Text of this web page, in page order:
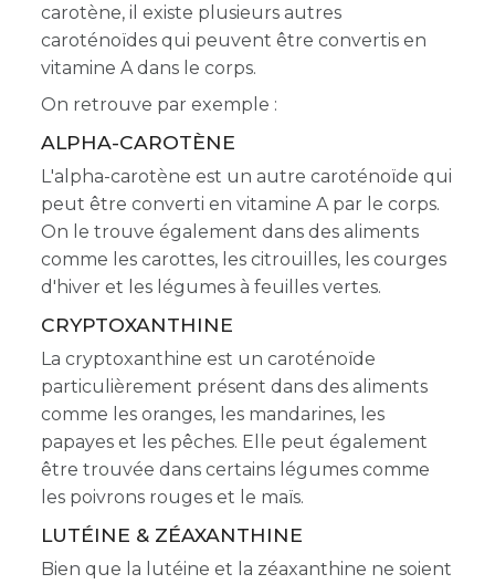
carotène, il existe plusieurs autres
caroténoïdes qui peuvent être convertis en
vitamine A dans le corps.
On retrouve par exemple :
ALPHA-CAROTÈNE
L'alpha-carotène est un autre caroténoïde qui
peut être converti en vitamine A par le corps.
On le trouve également dans des aliments
comme les carottes, les citrouilles, les courges
d'hiver et les légumes à feuilles vertes.
CRYPTOXANTHINE
La cryptoxanthine est un caroténoïde
particulièrement présent dans des aliments
comme les oranges, les mandarines, les
papayes et les pêches. Elle peut également
être trouvée dans certains légumes comme
les poivrons rouges et le maïs.
LUTÉINE & ZÉAXANTHINE
Bien que la lutéine et la zéaxanthine ne soient